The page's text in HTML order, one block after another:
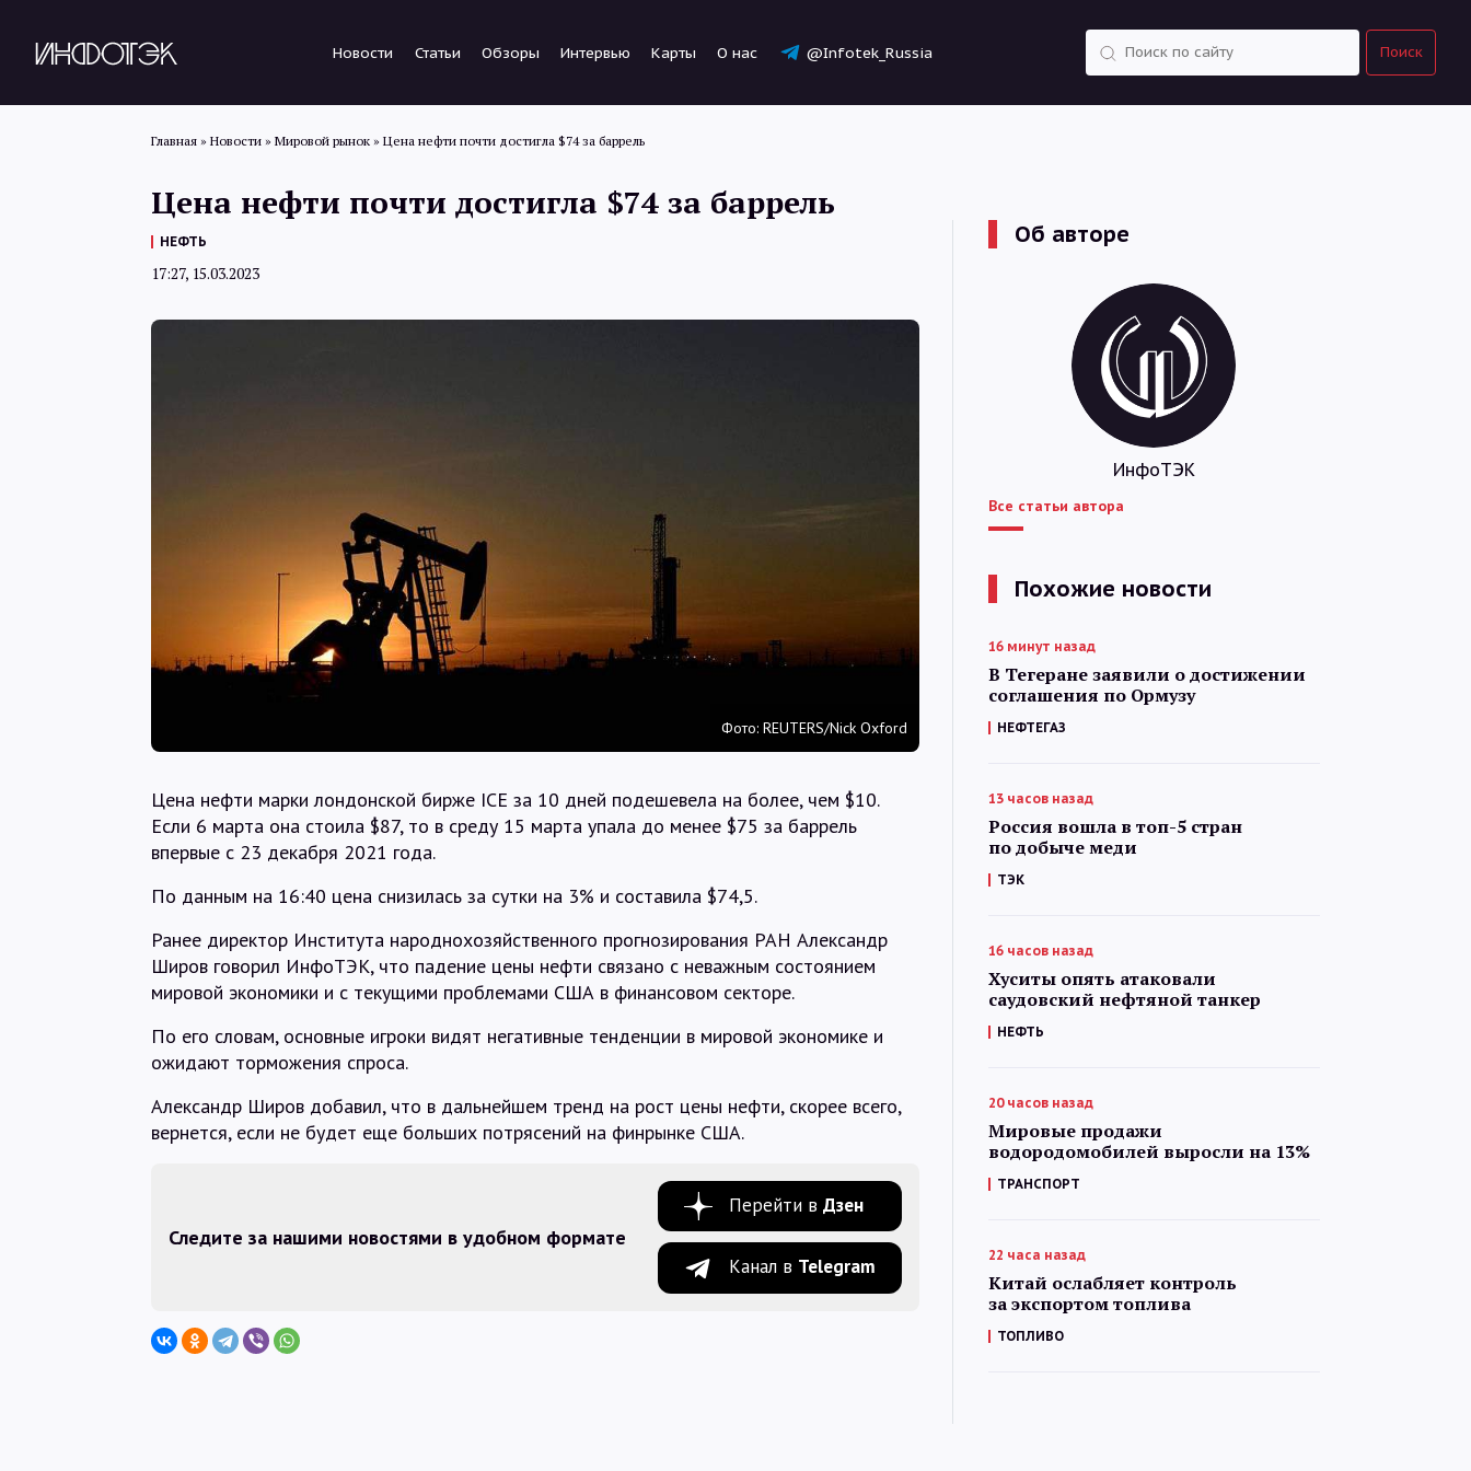
Новости Статьи Обзоры Интервью Карты О нас @Infotek_Russia Поиск
Интервью
О нас
@Infotek_Russia
Главная » Новости » Мировой рынок » Цена нефти почти достигла $74 за баррель
Цена нефти почти достигла $74 за баррель
НЕФТЬ
17:27, 15.03.2023
Фото: REUTERS/Nick Oxford
Цена нефти марки лондонской бирже ICE за 10 дней подешевела на более, чем $10.
Если 6 марта она стоила $87, то в среду 15 марта упала до менее $75 за баррель
впервые с 23 декабря 2021 года.
По данным на 16:40 цена снизилась за сутки на 3% и составила $74,5.
Ранее директор Института народнохозяйственного прогнозирования РАН Александр
Широв говорил ИнфоТЭК, что падение цены нефти связано с неважным состоянием
мировой экономики и с текущими проблемами США в финансовом секторе.
По его словам, основные игроки видят негативные тенденции в мировой экономике и
ожидают торможения спроса.
Александр Широв добавил, что в дальнейшем тренд на рост цены нефти, скорее всего,
вернется, если не будет еще больших потрясений на финрынке США.
Следите за нашими новостями в удобном формате
Перейти в Дзен
Канал в Telegram
Об авторе
ИнфоТЭК
Все статьи автора
Похожие новости
16 минут назад
В Тегеране заявили о достижении
соглашения по Ормузу
НЕФТЕГАЗ
13 часов назад
Россия вошла в топ-5 стран
по добыче меди
ТЭК
16 часов назад
Хуситы опять атаковали
саудовский нефтяной танкер
НЕФТЬ
20 часов назад
Мировые продажи
водородомобилей выросли на 13%
ТРАНСПОРТ
22 часа назад
Китай ослабляет контроль
за экспортом топлива
ТОПЛИВО